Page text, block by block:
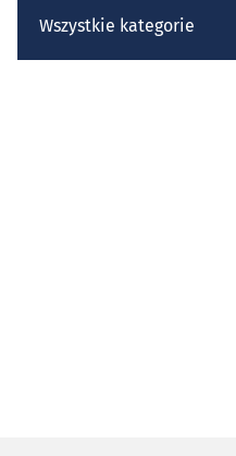
Wszystkie kategorie